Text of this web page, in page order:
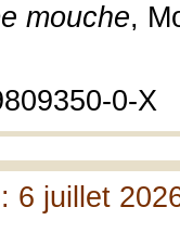
mouche,
0-X
6 juillet